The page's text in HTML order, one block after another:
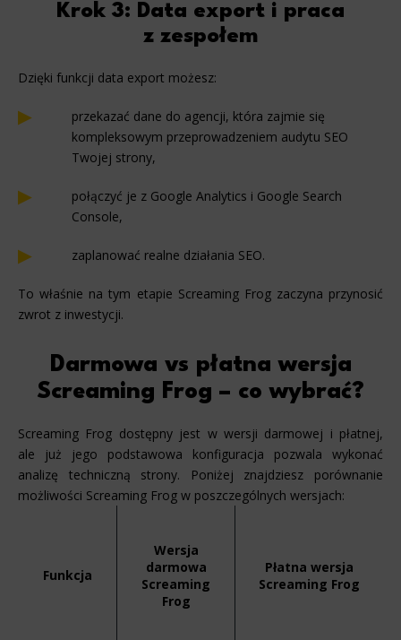
Krok 3: Data export i praca
z zespołem
Dzięki funkcji data export możesz:
przekazać dane do agencji, która zajmie się
kompleksowym przeprowadzeniem audytu SEO
Twojej strony,
połączyć je z Google Analytics i Google Search
Console,
zaplanować realne działania SEO.
To właśnie na tym etapie Screaming Frog zaczyna przynosić
zwrot z inwestycji.
Darmowa vs płatna wersja
Screaming Frog – co wybrać?
Screaming Frog dostępny jest w wersji darmowej i płatnej,
ale już jego podstawowa konfiguracja pozwala wykonać
analizę techniczną strony. Poniżej znajdziesz porównanie
możliwości Screaming Frog w poszczególnych wersjach:
Funkcja
Wersja
darmowa
Screaming
Frog
Płatna wersja
Screaming Frog